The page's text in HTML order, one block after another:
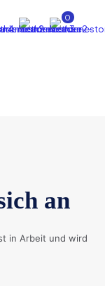
0
an
in Arbeit und wird